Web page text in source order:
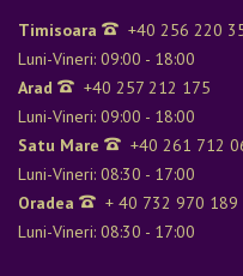
Timisoara
+40 256 220
Luni-Vineri: 09:00 - 18:00
Arad
+40 257 212 175
Luni-Vineri: 09:00 - 18:00
Satu Mare
+40 261 712
Luni-Vineri: 08:30 - 17:00
Oradea
+ 40 732 970 189
Luni-Vineri: 08:30 - 17:00